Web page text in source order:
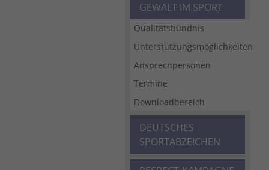
GEWALT IM SPORT
Qualitätsbündnis
Unterstützungsmöglichkeiten
Ansprechpersonen
Termine
Downloadbereich
DEUTSCHES
SPORTABZEICHEN